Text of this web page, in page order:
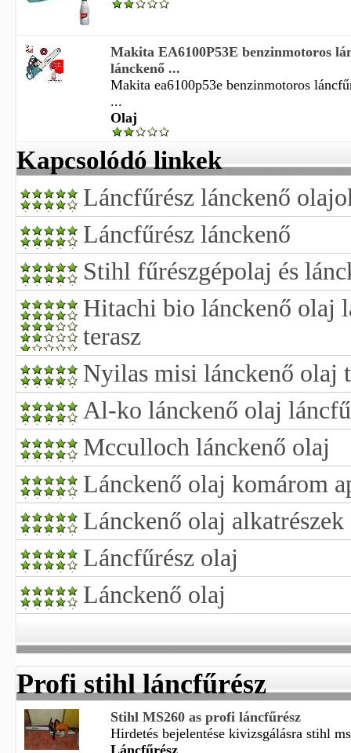
Makita EA6100P53E benzinmotoros
lánckenő ...
Makita ea6100p53e benzinmotoros
...
Olaj
Kapcsolódó linkek
Láncfűrész lánckenő
Láncfűrész lánckenő
Stihl fűrészgépolaj és
Hitachi bio lánckenő olaj
terasz
Nyilas misi lánckenő olaj
Al-ko lánckenő olaj
Mcculloch lánckenő olaj
Lánckenő olaj komárom
Lánckenő olaj alkatrészek
Láncfűrész olaj
Lánckenő olaj
Profi stihl láncfűrész
Stihl MS260 as profi láncfűrész
Hirdetés bejelentése kivizsgálásra stihl
Láncfűrész